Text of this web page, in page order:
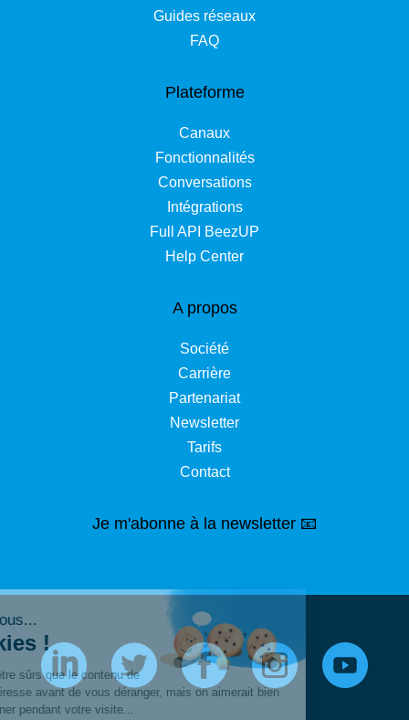
Guides réseaux
FAQ
Plateforme
Canaux
Fonctionnalités
Conversations
Intégrations
Full API BeezUP
Help Center
A propos
Société
Carrière
Partenariat
Newsletter
Tarifs
Contact
Je m'abonne à la newsletter 📧
Salut c'est nous...
les Cookies !
On a attendu d'être sûrs que le contenu de
ce site vous intéresse avant de vous déranger, mais on aimerait bien
vous accompagner pendant votre visite...